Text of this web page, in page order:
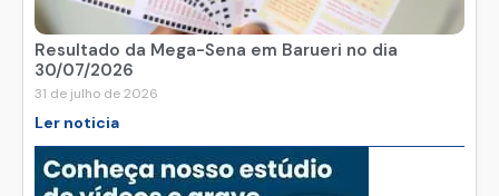
Resultado da Mega-Sena em Barueri no dia
30/07/2026
31 de julho de 2026
Ler noticia